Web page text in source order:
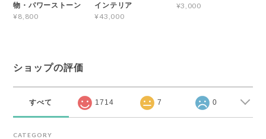
物・パワーストーン
¥8,800
インテリア
¥43,000
¥3,000
ショップの評価
すべて 1714 7 0
CATEGORY